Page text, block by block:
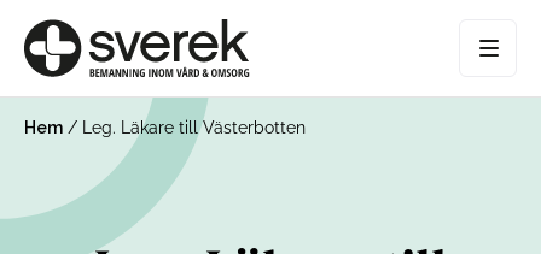
Hem / Leg. Läkare till Västerbotten